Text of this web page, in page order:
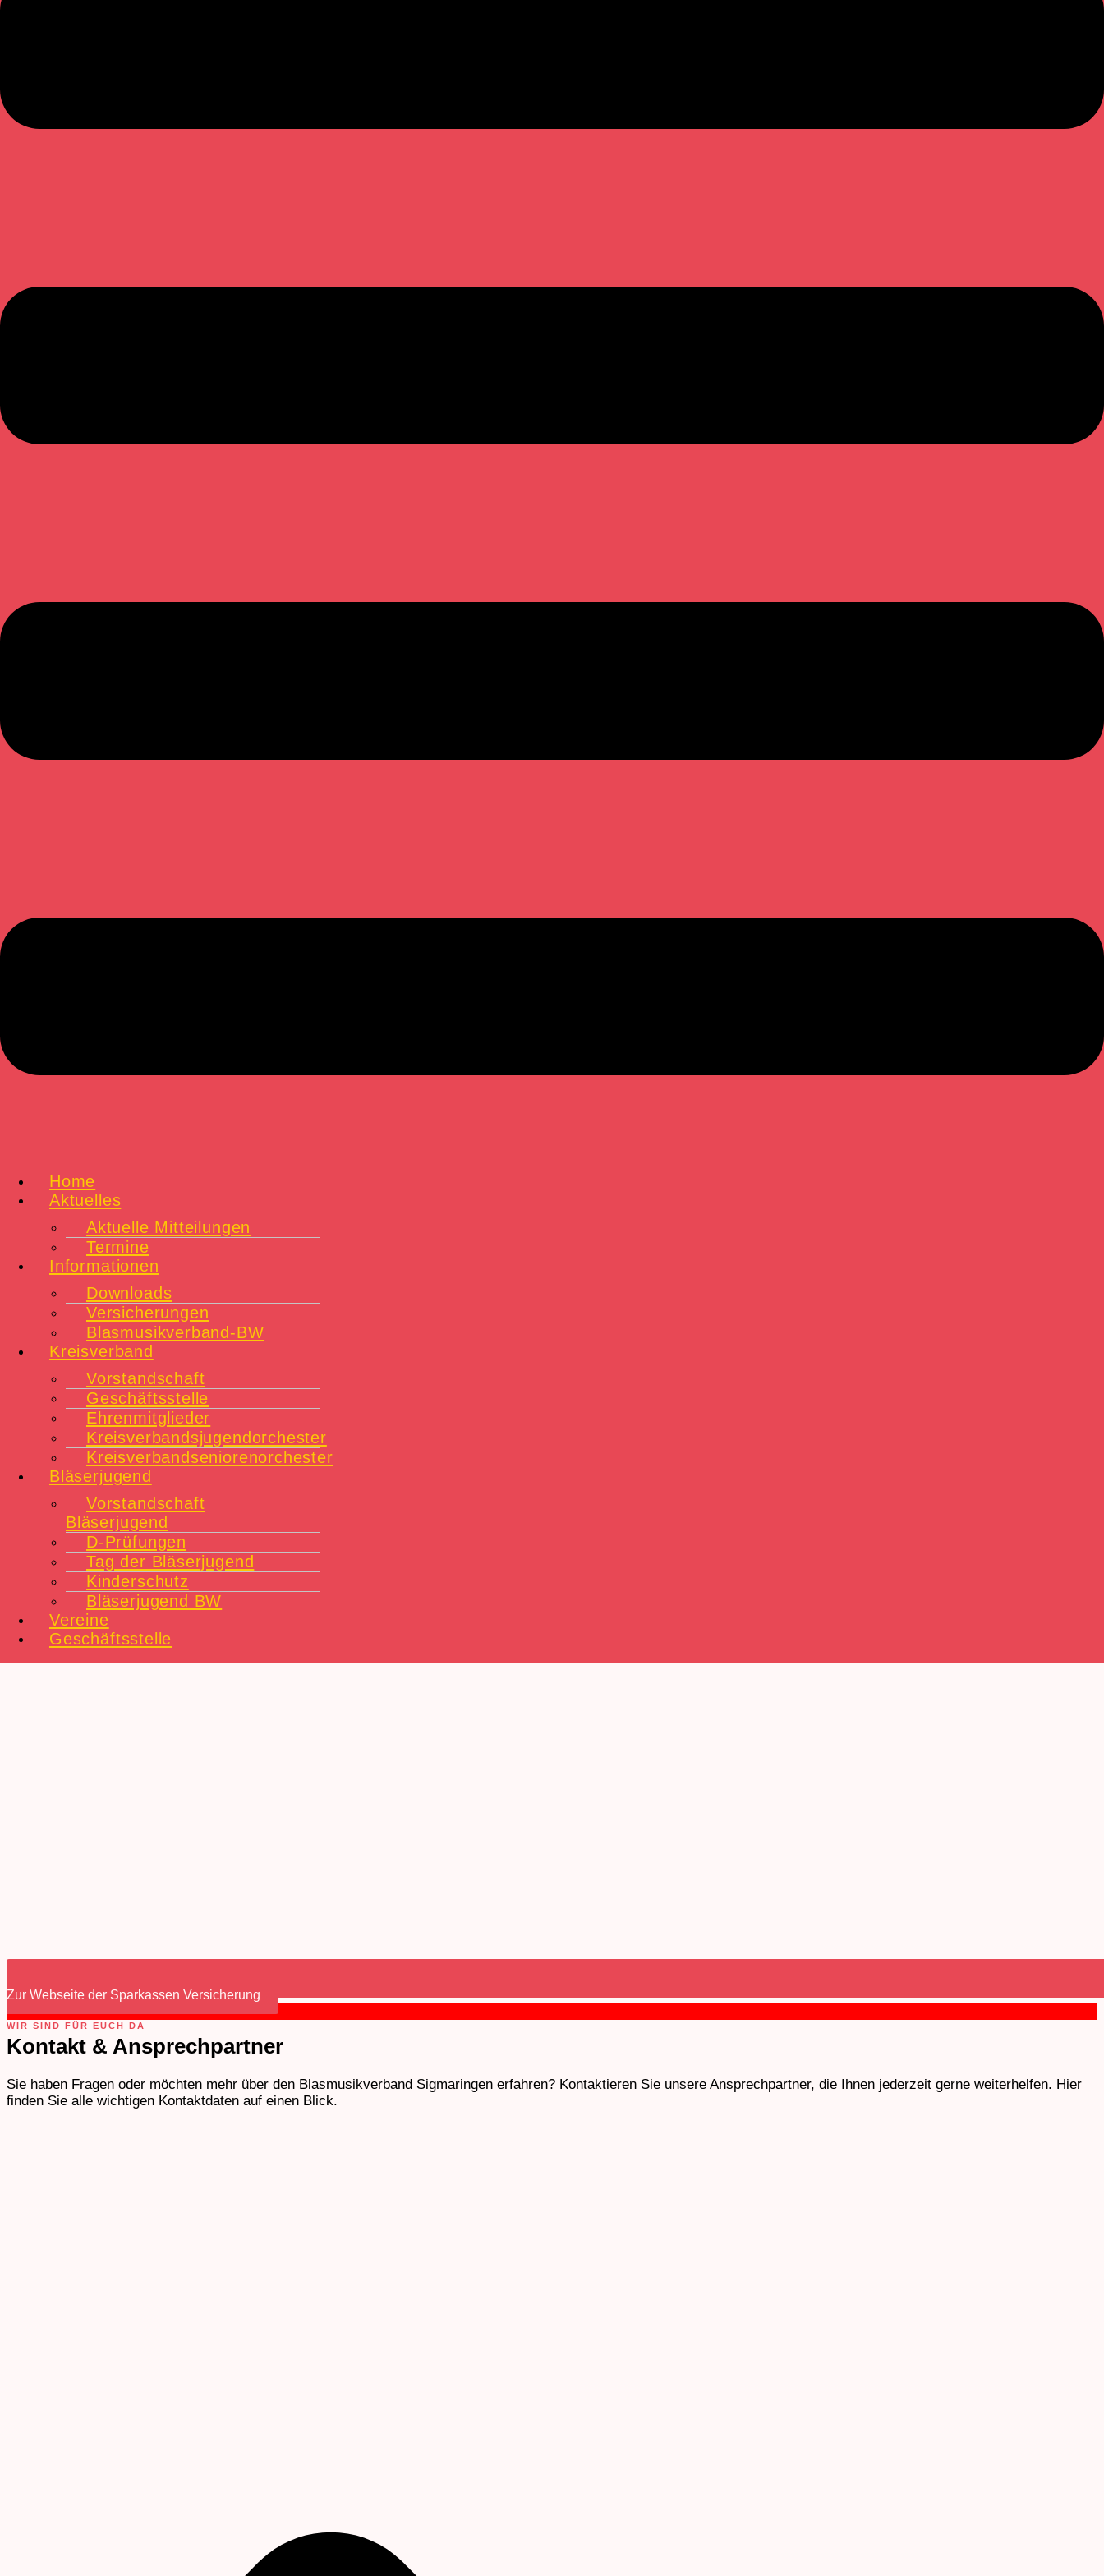
Home
Aktuelles
Aktuelle Mitteilungen
Termine
Informationen
Downloads
Versicherungen
Blasmusikverband-BW
Kreisverband
Vorstandschaft
Geschäftsstelle
Ehrenmitglieder
Kreisverbandsjugendorchester
Kreisverbandseniorenorchester
Bläserjugend
Vorstandschaft
Bläserjugend
D-Prüfungen
Tag der Bläserjugend
Kinderschutz
Bläserjugend BW
Vereine
Geschäftsstelle
Zur Webseite der Sparkassen Versicherung
WIR SIND FÜR EUCH DA
Kontakt & Ansprechpartner
Sie haben Fragen oder möchten mehr über den Blasmusikverband Sigmaringen erfahren? Kontaktieren Sie unsere Ansprechpartner, die Ihnen jederzeit gerne weiterhelfen. Hier
finden Sie alle wichtigen Kontaktdaten auf einen Blick.